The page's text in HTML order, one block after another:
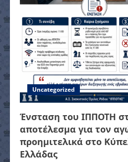
Uncategorized
Ένσταση του ΙΠΠΟΤΗ
αποτέλεσμα για τον
προημιτελικά στο
Ελλάδας